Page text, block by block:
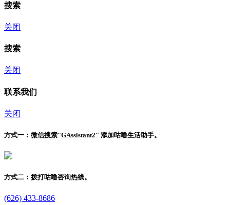
搜索
关闭
搜索
关闭
联系我们
关闭
方式一： 微信搜索"GAssistant2" 添加咕噜生活助手。
方式二： 拨打咕噜咨询热线。
(626) 433-8686